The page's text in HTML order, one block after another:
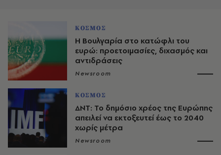
ΚΟΣΜΟΣ
Η Βουλγαρία στο κατώφλι του
ευρώ: προετοιμασίες, διχασμός και
αντιδράσεις
Newsroom
ΚΟΣΜΟΣ
ΔΝΤ: Το δημόσιο χρέος της Ευρώπης
απειλεί να εκτοξευτεί έως το 2040
χωρίς μέτρα
Newsroom